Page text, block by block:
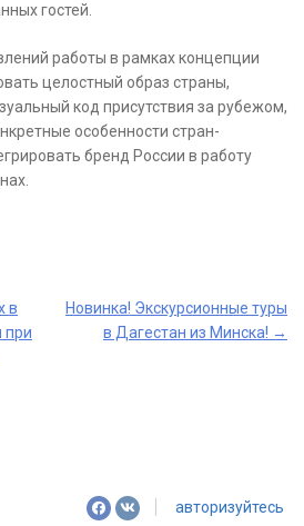
гостей.
работы в рамках концепции
целостный образ страны,
код присутствия за рубежом,
особенности стран-
бренд России в работу
в
при
Новинка! Экскурсионные туры
в Дагестан из Минска! →
авторизуйтесь